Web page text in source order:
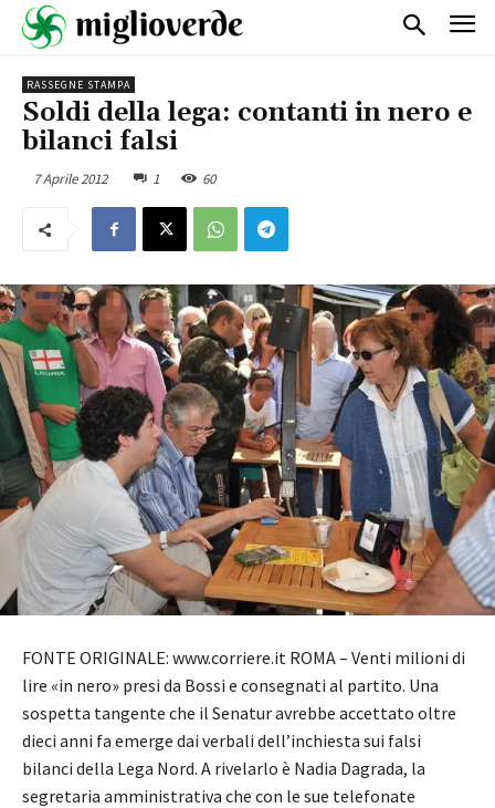
RASSEGNE STAMPA
Soldi della lega: contanti in nero e
bilanci falsi
7 Aprile 2012 1 60
FONTE ORIGINALE: www.corriere.it ROMA – Venti milioni di
lire «in nero» presi da Bossi e consegnati al partito. Una
sospetta tangente che il Senatur avrebbe accettato oltre
dieci anni fa emerge dai verbali dell’inchiesta sui falsi
bilanci della Lega Nord. A rivelarlo è Nadia Dagrada, la
segretaria amministrativa che con le sue telefonate